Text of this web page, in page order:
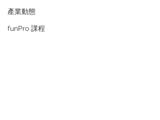
產業動態
funPro 課程